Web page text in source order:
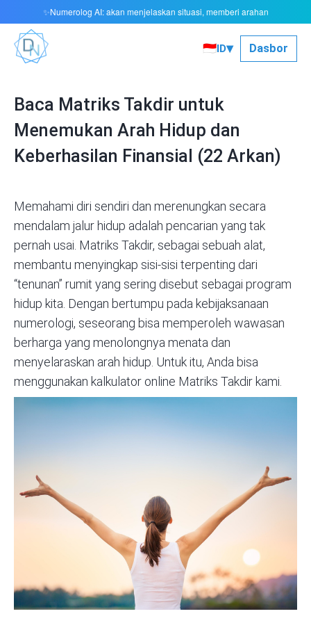
🇮🇩ID▾ Dasbor
Baca Matriks Takdir untuk
Menemukan Arah Hidup dan
Keberhasilan Finansial (22 Arkan)
Memahami diri sendiri dan merenungkan secara
mendalam jalur hidup adalah pencarian yang tak
pernah usai. Matriks Takdir, sebagai sebuah alat,
membantu menyingkap sisi-sisi terpenting dari
“tenunan” rumit yang sering disebut sebagai program
hidup kita. Dengan bertumpu pada kebijaksanaan
numerologi, seseorang bisa memperoleh wawasan
berharga yang menolongnya menata dan
menyelaraskan arah hidup. Untuk itu, Anda bisa
menggunakan kalkulator online Matriks Takdir kami.
✨Numerolog AI: akan menjelaskan situasi, memberi arahan